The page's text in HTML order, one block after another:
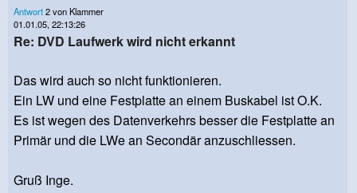
Antwort2 von Klammer
01.01.05, 22:13:26
Re: DVD Laufwerk wird nicht erkannt
Das wird auch so nicht funktionieren.
Ein LW und eine Festplatte an einem Buskabel ist O.K.
Es ist wegen des Datenverkehrs besser die Festplatte an
Primär und die LWe an Secondär anzuschliessen.
Gruß Inge.